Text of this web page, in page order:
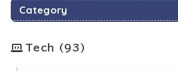
Category
Tech (93)